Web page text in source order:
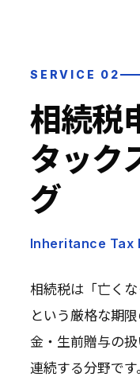
SERVICE 02
相続税
タック
グ
Inheritance Tax
相続税は「亡くな
という厳格な期
金・生前贈与の
連続する分野です